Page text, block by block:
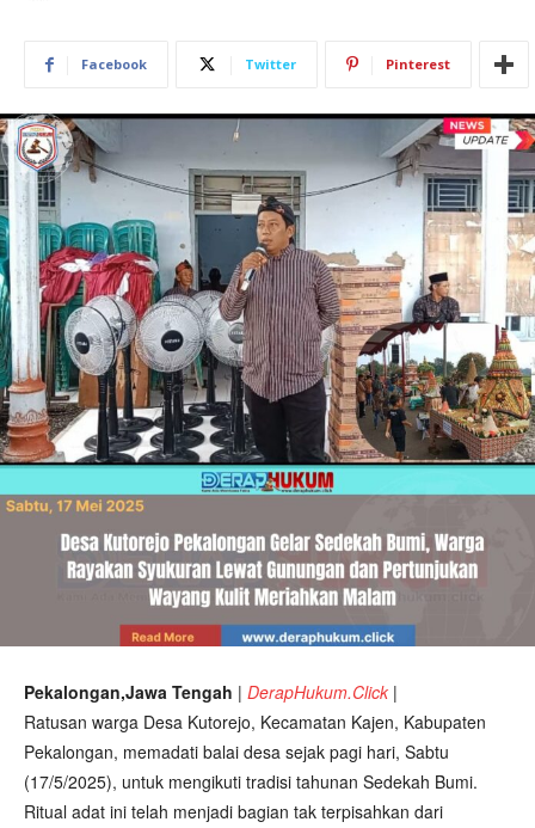
Facebook Twitter Pinterest
Pekalongan,Jawa Tengah | DerapHukum.Click |
Ratusan warga Desa Kutorejo, Kecamatan Kajen, Kabupaten
Pekalongan, memadati balai desa sejak pagi hari, Sabtu
(17/5/2025), untuk mengikuti tradisi tahunan Sedekah Bumi.
Ritual adat ini telah menjadi bagian tak terpisahkan dari